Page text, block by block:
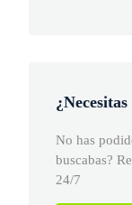
No has
buscabas?
24/7